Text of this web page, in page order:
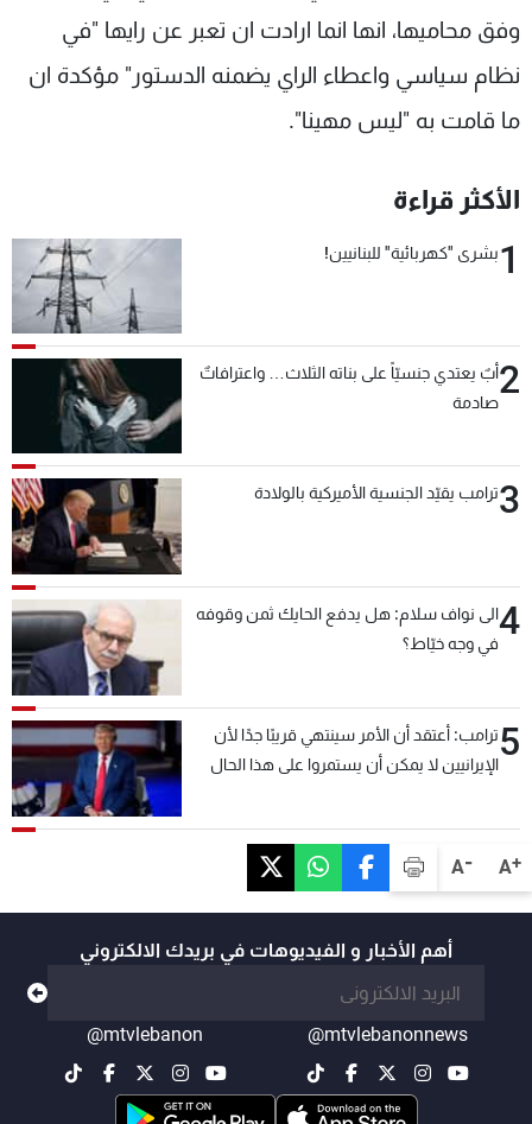
A+
A-
وفق محاميها، انها انما ارادت ان تعبر عن رايها "في
نظام سياسي واعطاء الراي يضمنه الدستور" مؤكدة ان
ما قامت به "ليس مهينا".
الأكثر قراءة
1بشرى "كهربائية" للبنانيين!
2أبٌ يعتدي جنسيّاً على بناته الثلاث… واعترافاتٌ
صادمة
3ترامب يقيّد الجنسية الأميركية بالولادة
4الى نواف سلام: هل يدفع الحايك ثمن وقوفه
في وجه خيّاط؟
5ترامب: أعتقد أن الأمر سينتهي قريبًا جدًا لأن
الإيرانيين لا يمكن أن يستمروا على هذا الحال
أهم الأخبار و الفيديوهات في بريدك الالكتروني
@mtvlebanonnews
@mtvlebanon